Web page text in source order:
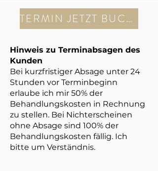
TERMIN JETZT BUCHEN
Hinweis zu Terminabsagen des
Kunden
Bei kurzfristiger Absage unter 24
Stunden vor Terminbeginn
erlaube ich mir 50% der
Behandlungskosten in Rechnung
zu stellen. Bei Nichterscheinen
ohne Absage sind 100% der
Behandlungskosten fällig. Ich
bitte um Verständnis.